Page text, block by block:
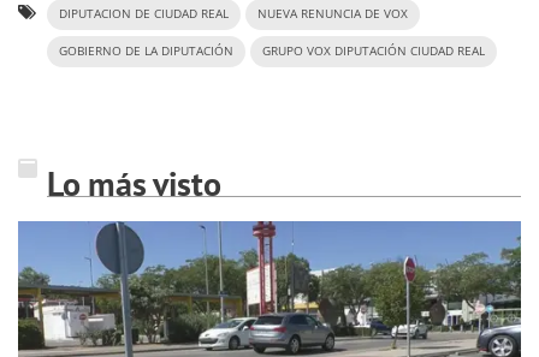
DIPUTACION DE CIUDAD REAL NUEVA RENUNCIA DE VOX
GOBIERNO DE LA DIPUTACIÓN GRUPO VOX DIPUTACIÓN CIUDAD REAL
Lo más visto